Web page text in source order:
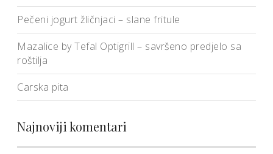
Pečeni jogurt žličnjaci – slane fritule
Mazalice by Tefal Optigrill – savršeno predjelo sa
roštilja
Carska pita
Najnoviji komentari